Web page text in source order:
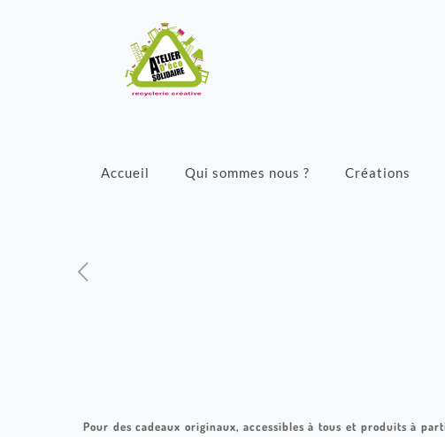
Accueil Qui sommes nous ? Créations
Pour des cadeaux originaux, accessibles à tous et produits à